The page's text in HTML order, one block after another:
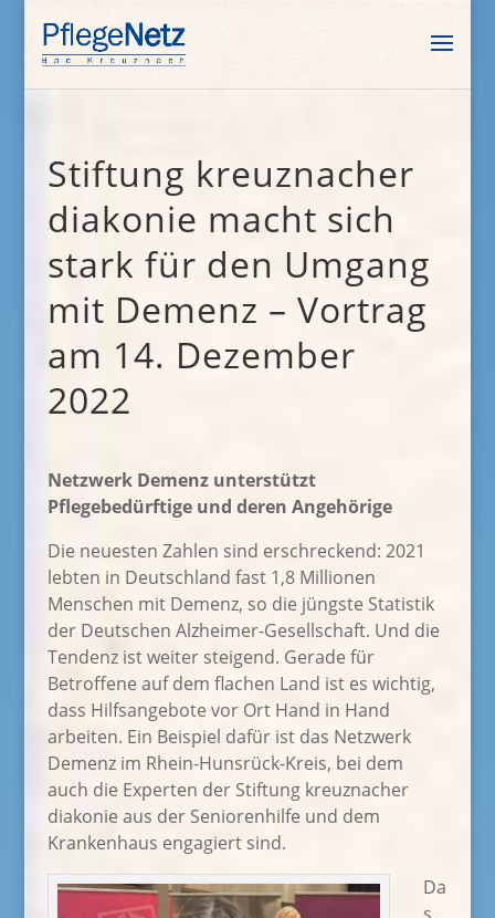
Stiftung kreuznacher
diakonie macht sich
stark für den Umgang
mit Demenz – Vortrag
am 14. Dezember
2022
Netzwerk Demenz unterstützt
Pflegebedürftige und deren Angehörige
Die neuesten Zahlen sind erschreckend: 2021
lebten in Deutschland fast 1,8 Millionen
Menschen mit Demenz, so die jüngste Statistik
der Deutschen Alzheimer-Gesellschaft. Und die
Tendenz ist weiter steigend. Gerade für
Betroffene auf dem flachen Land ist es wichtig,
dass Hilfsangebote vor Ort Hand in Hand
arbeiten. Ein Beispiel dafür ist das Netzwerk
Demenz im Rhein-Hunsrück-Kreis, bei dem
auch die Experten der Stiftung kreuznacher
diakonie aus der Seniorenhilfe und dem
Krankenhaus engagiert sind.
Da